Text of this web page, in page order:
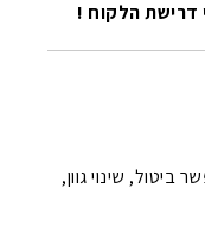
דרישת הלקוח !
שינוי גוון,